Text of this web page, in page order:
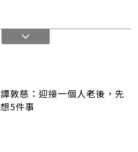
譚敦慈：迎接一個人老後，先
想5件事